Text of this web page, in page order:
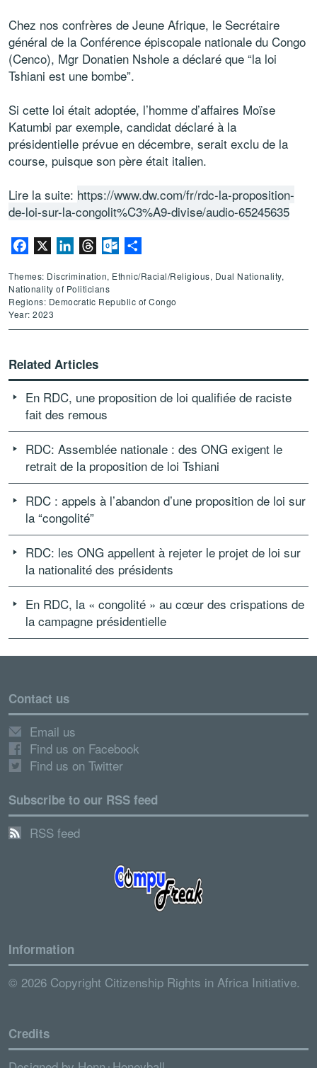
Chez nos confrères de Jeune Afrique, le Secrétaire
général de la Conférence épiscopale nationale du Congo
(Cenco), Mgr Donatien Nshole a déclaré que “la loi
Tshiani est une bombe”.
Si cette loi était adoptée, l’homme d’affaires Moïse
Katumbi par exemple, candidat déclaré à la
présidentielle prévue en décembre, serait exclu de la
course, puisque son père était italien.
Lire la suite: https://www.dw.com/fr/rdc-la-proposition-
de-loi-sur-la-congolit%C3%A9-divise/audio-65245635
Facebook LinkedInThreadsOutlook.com
Themes: Discrimination, Ethnic/Racial/Religious, Dual Nationality,
Nationality of Politicians
Regions: Democratic Republic of Congo
Year: 2023
Related Articles
En RDC, une proposition de loi qualifiée de raciste
fait des remous
RDC: Assemblée nationale : des ONG exigent le
retrait de la proposition de loi Tshiani
RDC : appels à l’abandon d’une proposition de loi sur
la “congolité”
RDC: les ONG appellent à rejeter le projet de loi sur
la nationalité des présidents
En RDC, la « congolité » au cœur des crispations de
la campagne présidentielle
Contact us
Email us
Find us on Facebook
Find us on Twitter
Subscribe to our RSS feed
RSS feed
Information
© 2026 Copyright Citizenship Rights in Africa Initiative.
Credits